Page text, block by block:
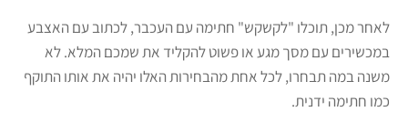
לאחר מכן, תוכלו "לקשקש" חתימה עם העכבר, לכתוב עם האצבע
במכשירים עם מסך מגע או פשוט להקליד את שמכם המלא. לא
משנה במה תבחרו, לכל אחת מהבחירות האלו יהיה את אותו התוקף
כמו חתימה ידנית.